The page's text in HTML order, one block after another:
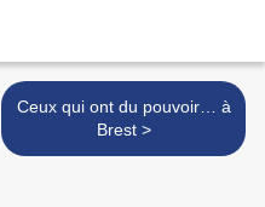
Ceux qui ont du pouvoir… à
Brest >